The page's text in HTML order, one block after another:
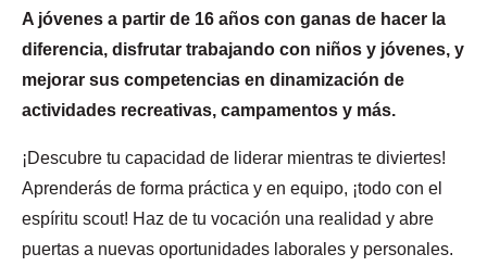
A jóvenes a partir de 16 años con ganas de hacer la
diferencia, disfrutar trabajando con niños y jóvenes, y
mejorar sus competencias en dinamización de
actividades recreativas, campamentos y más.
¡Descubre tu capacidad de liderar mientras te diviertes!
Aprenderás de forma práctica y en equipo, ¡todo con el
espíritu scout! Haz de tu vocación una realidad y abre
puertas a nuevas oportunidades laborales y personales.